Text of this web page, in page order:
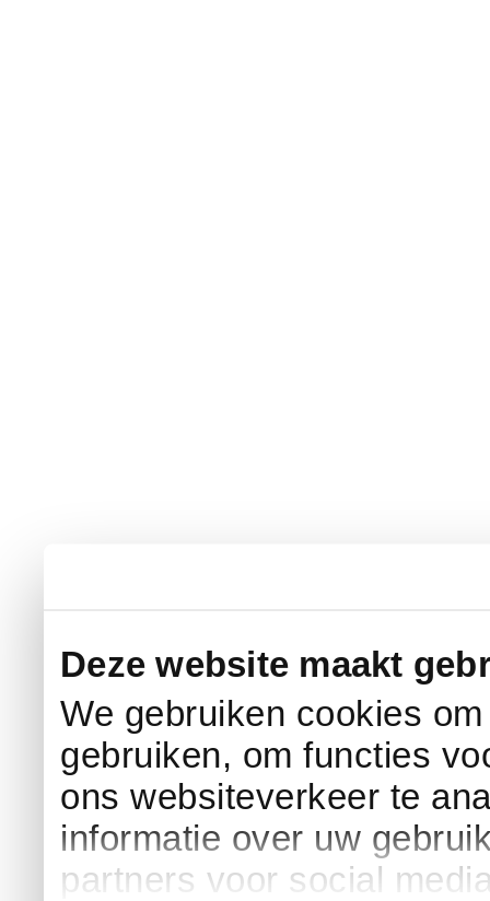
Deze website maakt
We gebruiken cookies
gebruiken, om functies
ons websiteverkeer te
informatie over uw
partners voor social